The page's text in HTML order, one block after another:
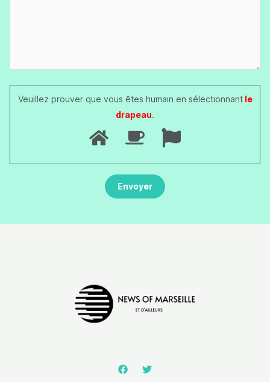
Veuillez prouver que vous êtes humain en sélectionnantle
drapeau.